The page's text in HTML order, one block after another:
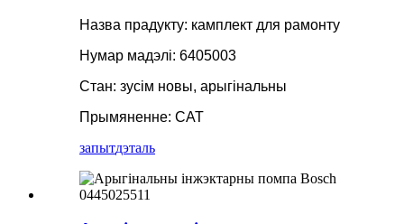
Назва прадукту: камплект для рамонту
Нумар мадэлі: 6405003
Стан: зусім новы, арыгінальны
Прымяненне: CAT
запытдэталь